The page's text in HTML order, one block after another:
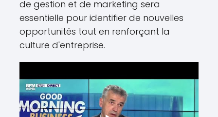
de gestion et de marketing sera
essentielle pour identifier de nouvelles
opportunités tout en renforçant la
culture d'entreprise.